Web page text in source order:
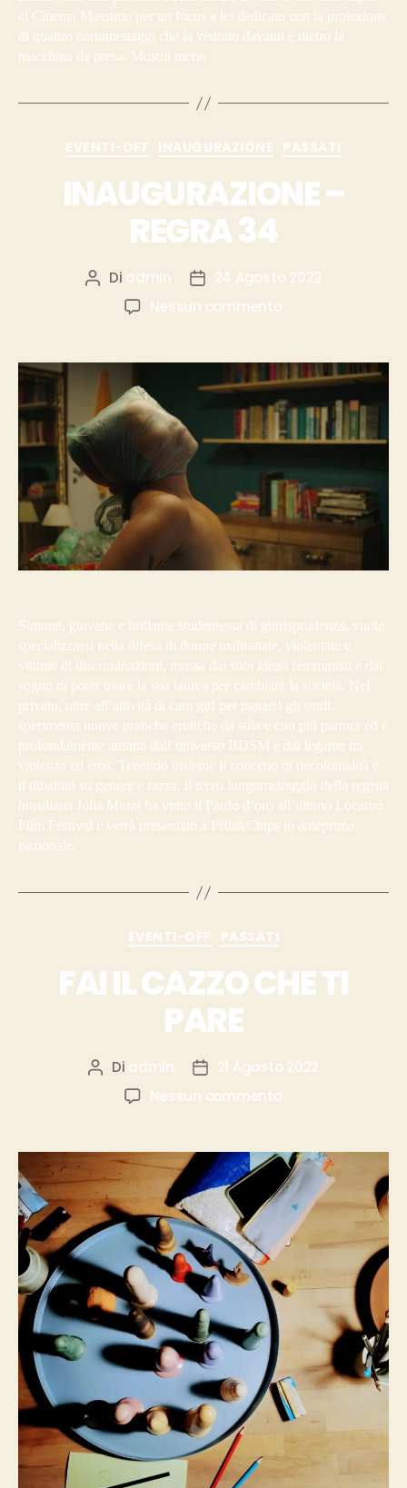
al Cinema Massimo per un focus a lei dedicato con la proiezione
di quattro cortometraggi che la vedono davanti e dietro la
macchina da presa. Mostra meno
EVENTI-OFF INAUGURAZIONE PASSATI
INAUGURAZIONE –
REGRA 34
Di admin
24 Agosto 2022
Nessun commento
Simone, giovane e brillante studentessa di giurisprudenza, vuole
specializzarsi nella difesa di donne maltrattate, violentate e
vittime di discriminazioni, mossa dai suoi ideali femministi e dal
sogno di poter usare la sua laurea per cambiare la società. Nel
privato, oltre all’attività di cam girl per pagarsi gli studi,
sperimenta nuove pratiche erotiche da sola e con più partner ed è
profondamente attratta dall’universo BDSM e dal legame tra
violenza ed eros. Tenendo insieme il concetto di decolonialità e
il dibattito su genere e razza, il terzo lungometraggio della regista
brasiliana Julia Murat ha vinto il Pardo d’oro all’ultimo Locarno
Film Festival e verrà presentato a Fish&Chips in anteprima
nazionale.
EVENTI-OFF PASSATI
FAI IL CAZZO CHE TI
PARE
Di admin
21 Agosto 2022
Nessun commento